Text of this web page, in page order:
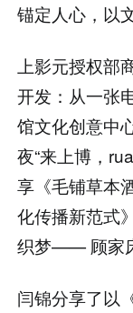
锚定人心，以
上影元授权部
开发：从一张
馆文化创意中
夜“来上博，
享《毛铺草本
化传播新范式
织梦—— 顾家
闫锦分享了以